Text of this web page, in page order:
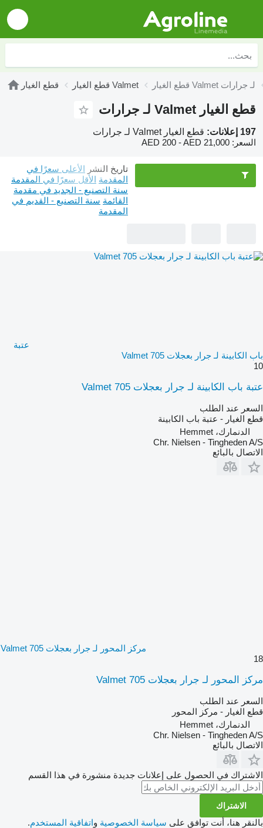
قطع الغيار قطع الغيار Valmet قطع الغيار Valmet لـ جرارات
قطع الغيار Valmet لـ جرارات
197 إعلانات:
قطع الغيار Valmet لـ جرارات
السعر: AED 200 - AED 21,000
تاريخ النشر الأعلى سعرًا في
المقدمة الأقل سعرًا في المقدمة
سنة التصنيع - الجديد في مقدمة
القائمة سنة التصنيع - القديم في
المقدمة
عتبة
باب الكابينة لـ جرار بعجلات Valmet 705
10
عتبة باب الكابينة لـ جرار بعجلات Valmet 705
السعر عند الطلب
قطع الغيار - عتبة باب الكابينة
الدنمارك، Hemmet
Chr. Nielsen - Tingheden A/S
الاتصال بالبائع
مركز المحور لـ جرار بعجلات Valmet 705
18
مركز المحور لـ جرار بعجلات Valmet 705
السعر عند الطلب
قطع الغيار - مركز المحور
الدنمارك، Hemmet
Chr. Nielsen - Tingheden A/S
الاتصال بالبائع
الاشتراك في الحصول على إعلانات جديدة منشورة في هذا القسم
الاشتراك
بالنقر هنا، أنت توافق على سياسة الخصوصية واتفاقية المستخدم.